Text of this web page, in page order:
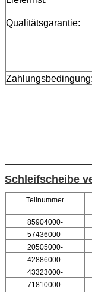
Qualitätsgarantie:
Zahlungsbedingung:
Schleifscheibe
Teilnummer
85904000-
57436000-
20505000-
42886000-
43323000-
71810000-